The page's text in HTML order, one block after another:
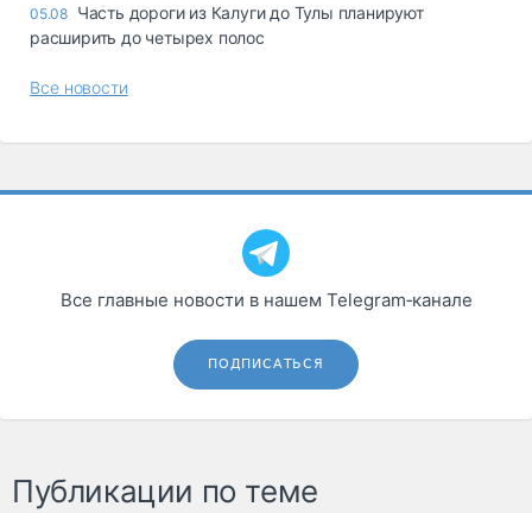
05.08 Часть дороги из Калуги до Тулы планируют
расширить до четырех полос
Все новости
Все главные новости в нашем Telegram‑канале
ПОДПИСАТЬСЯ
Публикации по теме